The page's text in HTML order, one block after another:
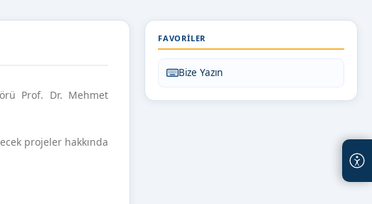
Prof. Dr. Mehmet
projeler hakkında
FAVORILER
Bize Yazın